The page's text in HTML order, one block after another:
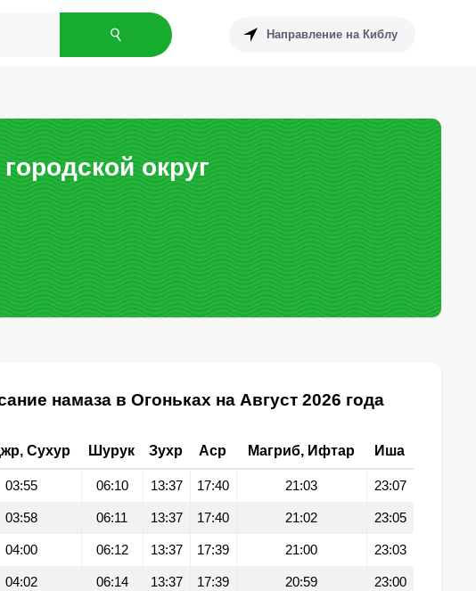
Направление на Киблу
округ
намаза в Огоньках на Август 2026 года
Сухур Шурук Зухр Аср Магриб, Ифтар Иша
03:55 06:10 13:37 17:40 21:03 23:07
03:58 06:11 13:37 17:40 21:02 23:05
04:00 06:12 13:37 17:39 21:00 23:03
04:02 06:14 13:37 17:39 20:59 23:00